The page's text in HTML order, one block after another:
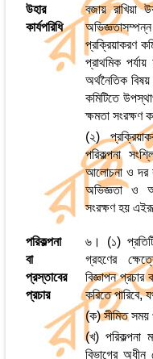
উহার
কার্যপরিধি
বজায় রাখিয়া
প্রক্রিয়াকরণ
প্রাথমিক
অর্থনৈতিক
কমিটিতে
ক্ষমতা সংরক্ষণ
(২)
পরিকল্পনা
আলোচনা ও দর
অভিজ্ঞতা ও
সংরক্ষণ হয়
পরিকল্পনা
বা
প্রস্তাবের
প্রচার
৬। (১)
গ্রহণের
বিজ্ঞাপন
করিতে পারিবে,
(ক) সীমিত সময়
(খ) পরিকল্পনা
বিভাগের অধীন